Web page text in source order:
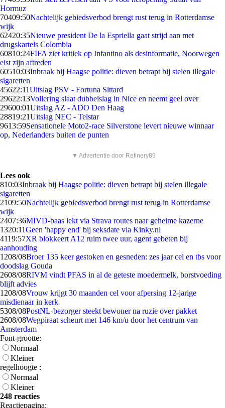
Hormuz
70409:50Nachtelijk gebiedsverbod brengt rust terug in Rotterdamse
wijk
62420:35Nieuwe president De la Espriella gaat strijd aan met
drugskartels Colombia
60810:24FIFA ziet kritiek op Infantino als desinformatie, Noorwegen
eist zijn aftreden
60510:03Inbraak bij Haagse politie: dieven betrapt bij stelen illegale
sigaretten
45622:11Uitslag PSV - Fortuna Sittard
29622:13Vollering slaat dubbelslag in Nice en neemt geel over
29600:01Uitslag AZ - ADO Den Haag
28819:21Uitslag NEC - Telstar
9613:59Sensationele Moto2-race Silverstone levert nieuwe winnaar
op, Nederlanders buiten de punten
▼ Advertentie door Refinery89
Lees ook
810:03Inbraak bij Haagse politie: dieven betrapt bij stelen illegale
sigaretten
2109:50Nachtelijk gebiedsverbod brengt rust terug in Rotterdamse
wijk
2407:36MIVD-baas lekt via Strava routes naar geheime kazerne
1320:11Geen 'happy end' bij seksdate via Kinky.nl
4119:57XR blokkeert A12 ruim twee uur, agent gebeten bij
aanhouding
1208/08Broer 135 keer gestoken en gesneden: zes jaar cel en tbs voor
doodslag Gouda
2608/08RIVM vindt PFAS in al de geteste moedermelk, borstvoeding
blijft advies
1208/08Vrouw krijgt 30 maanden cel voor afpersing 12-jarige
misdienaar in kerk
5308/08PostNL-bezorger steekt bewoner na ruzie over pakket
2608/08Wegpiraat scheurt met 146 km/u door het centrum van
Amsterdam
Font-grootte:
Normaal
Kleiner
regelhoogte :
Normaal
Kleiner
248 reacties
Reactiepagina: